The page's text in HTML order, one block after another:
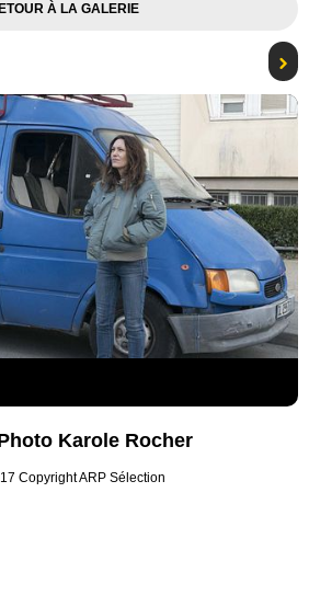
À LA GALERIE
Karole Rocher
Copyright ARP Sélection